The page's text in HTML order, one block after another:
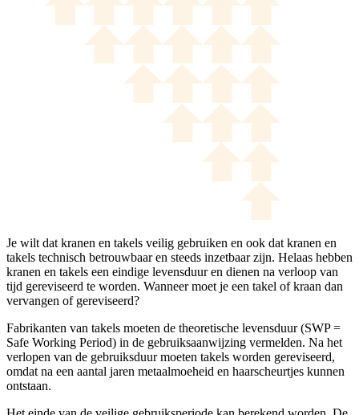
Je wilt dat kranen en takels veilig gebruiken en ook dat kranen en
takels technisch betrouwbaar en steeds inzetbaar zijn. Helaas hebben
kranen en takels een eindige levensduur en dienen na verloop van
tijd gereviseerd te worden. Wanneer moet je een takel of kraan dan
vervangen of gereviseerd?
Fabrikanten van takels moeten de theoretische levensduur (SWP =
Safe Working Period) in de gebruiksaanwijzing vermelden. Na het
verlopen van de gebruiksduur moeten takels worden gereviseerd,
omdat na een aantal jaren metaalmoeheid en haarscheurtjes kunnen
ontstaan.